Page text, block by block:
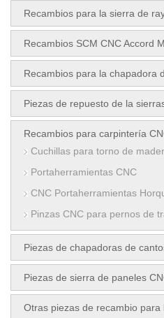
Recambios para la sierra de
Recambios SCM CNC Accord
Recambios para la chapadora
Piezas de repuesto de la
Recambios para carpintería
Cuchillas para torno de
Portaherramientas CNC
CNC Portaherramientas
Pinzas CNC para pernos de
Piezas de chapadoras de
Piezas de sierra de paneles
Otras piezas de recambio para